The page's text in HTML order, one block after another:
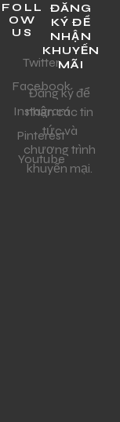
FOLL
OW
US
Twitter
Facebook
Instagram
Pinterest
Youtube
ĐĂNG
KÝ ĐỂ
NHẬN
KHUYẾN
MÃI
Đăng ký để
nhận các tin
tức và
chương trình
khuyến mại.